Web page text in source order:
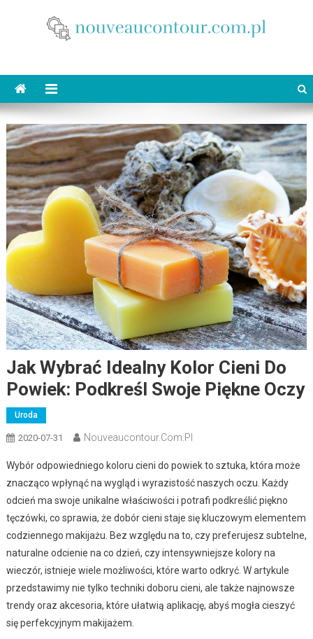
Jak Wybrać Idealny Kolor Cieni Do
Powiek: Podkreśl Swoje Piękne Oczy
Uroda
2020-07-31 Nouveaucontour.com.pl
Wybór odpowiedniego koloru cieni do powiek to sztuka, która może
znacząco wpłynąć na wygląd i wyrazistość naszych oczu. Każdy
odcień ma swoje unikalne właściwości i potrafi podkreślić piękno
tęczówki, co sprawia, że dobór cieni staje się kluczowym elementem
codziennego makijażu. Bez względu na to, czy preferujesz subtelne,
naturalne odcienie na co dzień, czy intensywniejsze kolory na
wieczór, istnieje wiele możliwości, które warto odkryć. W artykule
przedstawimy nie tylko techniki doboru cieni, ale także najnowsze
trendy oraz akcesoria, które ułatwią aplikację, abyś mogła cieszyć
się perfekcyjnym makijażem.